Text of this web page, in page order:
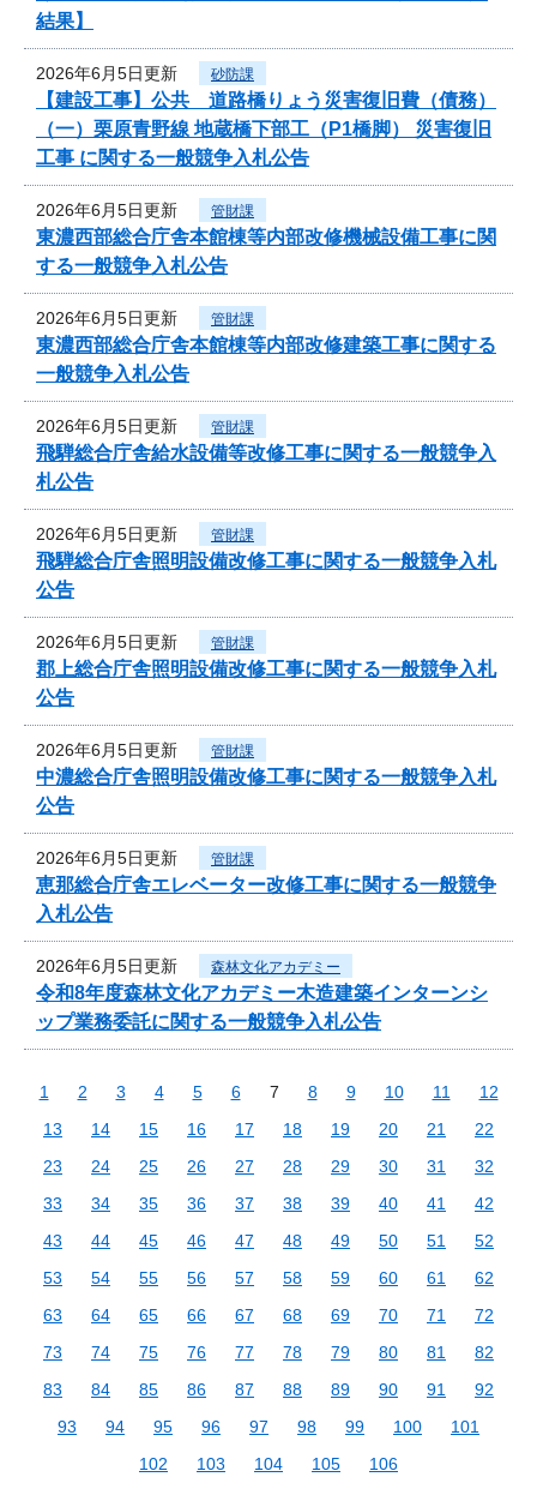
結果】
2026年6月5日更新 砂防課
【建設工事】公共 道路橋りょう災害復旧費（債務）
（一）栗原青野線 地蔵橋下部工（P1橋脚） 災害復旧
工事 に関する一般競争入札公告
2026年6月5日更新 管財課
東濃西部総合庁舎本館棟等内部改修機械設備工事に関
する一般競争入札公告
2026年6月5日更新 管財課
東濃西部総合庁舎本館棟等内部改修建築工事に関する
一般競争入札公告
2026年6月5日更新 管財課
飛騨総合庁舎給水設備等改修工事に関する一般競争入
札公告
2026年6月5日更新 管財課
飛騨総合庁舎照明設備改修工事に関する一般競争入札
公告
2026年6月5日更新 管財課
郡上総合庁舎照明設備改修工事に関する一般競争入札
公告
2026年6月5日更新 管財課
中濃総合庁舎照明設備改修工事に関する一般競争入札
公告
2026年6月5日更新 管財課
恵那総合庁舎エレベーター改修工事に関する一般競争
入札公告
2026年6月5日更新 森林文化アカデミー
令和8年度森林文化アカデミー木造建築インターンシ
ップ業務委託に関する一般競争入札公告
1 2 3 4 5 6 7 8 9 10 11
12
13
14 15 16 17 18 19 20 21
22
23
24 25 26 27 28 29 30 31
32
33
34 35 36 37 38 39 40 41
42
43
44 45 46 47 48 49 50 51
52
53
54 55 56 57 58 59 60 61
62
63
64 65 66 67 68 69 70 71
72
73
74 75 76 77 78 79 80 81
82
83
84 85 86 87 88 89 90 91
92
93
94 95 96 97 98 99 100
101
102
103 104 105 106